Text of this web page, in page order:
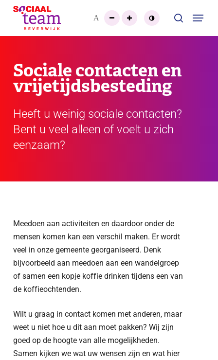
Skip
A search
Menu
Sociale contacten en
vrijetijdsbesteding
Heeft u weinig sociale contacten?
Bent u veel alleen of voelt u zich
eenzaam?
Meedoen aan activiteiten en daardoor onder de
mensen komen kan een verschil maken. Er wordt
veel in onze gemeente georganiseerd. Denk
bijvoorbeeld aan meedoen aan een wandelgroep
of samen een kopje koffie drinken tijdens een van
de koffieochtenden.
Wilt u graag in contact komen met anderen, maar
weet u niet hoe u dit aan moet pakken? Wij zijn
goed op de hoogte van alle mogelijkheden.
Samen kijken we wat uw wensen zijn en wat hier